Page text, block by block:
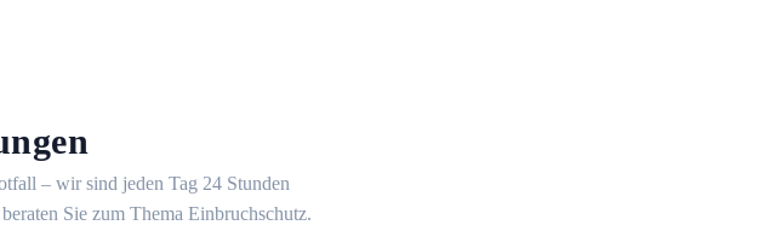
– wir sind jeden Tag 24 Stunden
Sie zum Thema Einbruchschutz.